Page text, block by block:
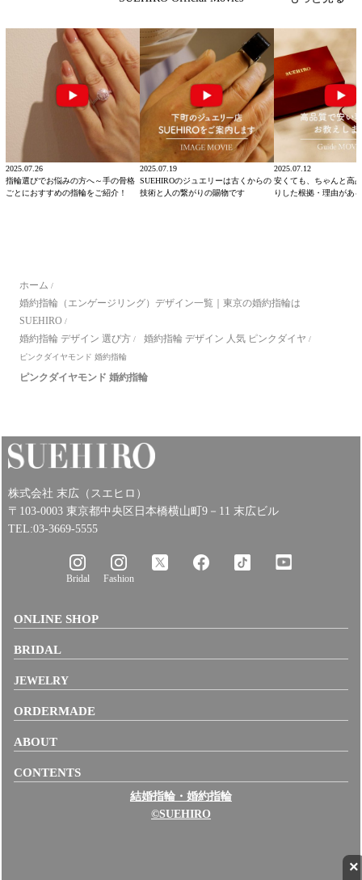
×
2025.07.26
指輪選びでお悩みの方へ～手の骨格
ごとにおすすめの指輪をご紹介！
2025.07.19
SUEHIROのジュエリーは古くからの
技術と人の繋がりの賜物です
2025.07.12
安くても、ちゃんと高
りした根拠・理由があ
ホーム /
婚約指輪（エンゲージリング）デザイン一覧｜東京の婚約指輪は
SUEHIRO /
婚約指輪 デザイン 選び方 / 婚約指輪 デザイン 人気 ピンクダイヤ /
ピンクダイヤモンド 婚約指輪
ピンクダイヤモンド 婚約指輪
株式会社 末広（スエヒロ）
〒103-0003 東京都中央区日本橋横山町9－11 末広ビル
TEL:03-3669-5555
Bridal Fashion
ONLINE SHOP
BRIDAL
JEWELRY
ORDERMADE
ABOUT
CONTENTS
結婚指輪・婚約指輪
©SUEHIRO